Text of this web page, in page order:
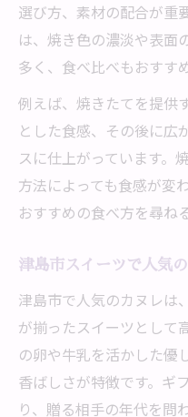
スイーツギフ
情
津島市で人気の
カヌレの贈り
み方
津島市で見つ
ポイント
素材と焼き加減で
カヌレは素材
津島市で味わ
り
焼き加減が異
力
選び方、素材の配合が重
は、焼き色の濃淡や表面
多く、食べ比べもおすす
例えば、焼きたてを提供
とした食感、その後に広
スに仕上がっています。
方法によっても食感が変
おすすめの食べ方を尋ね
津島市スイーツで人気
津島市で人気のカヌレは
が揃ったスイーツとして
の卵や牛乳を活かした優
香ばしさが特徴です。ギ
り、贈る相手の年代を問